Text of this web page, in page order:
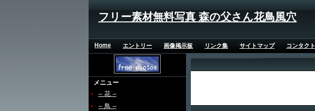
フリー素材無料写真 森の父さん花鳥風穴
Home エントリー 画像掲示板 リンク集 サイトマップ コンタクト
メニュー
-- 花 --
-- 鳥 --